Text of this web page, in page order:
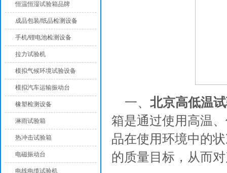
一、 北京高低温
箱是通过使用高温
品在使用环境中的
的质量目标，从而
恒温恒湿试验箱品牌
成品包装/纸品检测设备
手机/锂电池检测设备
拉力试验机
模拟气候环境试验设备
模拟汽车运输振动台
橡塑检测设备
淋雨试验箱
热冲击试验箱
电磁振动台
电线电缆试验机